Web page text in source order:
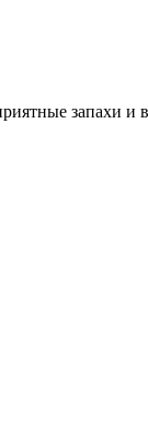
запахи и